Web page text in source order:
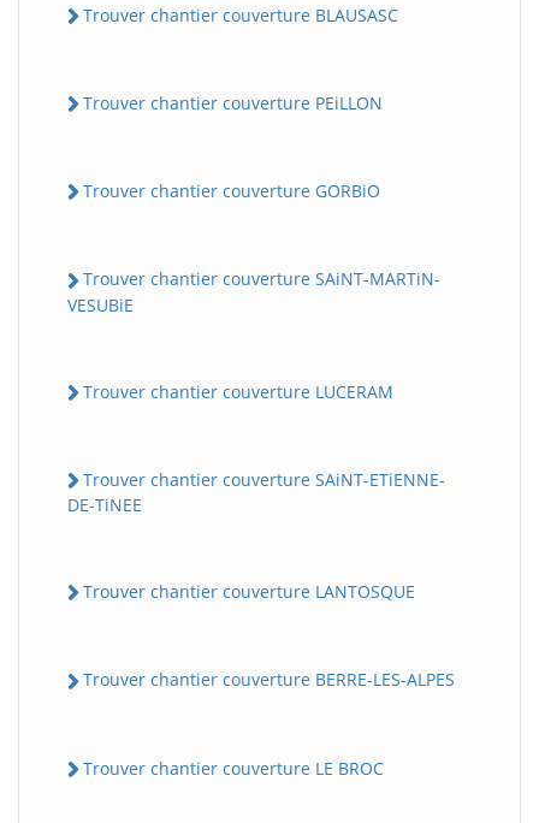
Trouver chantier couverture BLAUSASC
Trouver chantier couverture PEiLLON
Trouver chantier couverture GORBiO
Trouver chantier couverture SAiNT-MARTiN-
VESUBiE
Trouver chantier couverture LUCERAM
Trouver chantier couverture SAiNT-ETiENNE-
DE-TiNEE
Trouver chantier couverture LANTOSQUE
Trouver chantier couverture BERRE-LES-ALPES
Trouver chantier couverture LE BROC